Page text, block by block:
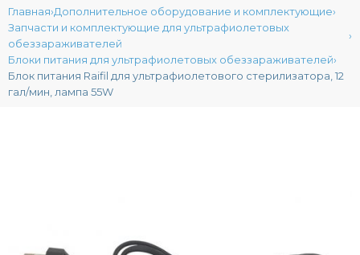
Главная Дополнительное оборудование и комплектующие
Запчасти и комплектующие для ультрафиолетовых
обеззараживателей
Блоки питания для ультрафиолетовых обеззараживателей
Блок питания Raifil для ультрафиолетового стерилизатора, 12
гал/мин, лампа 55W